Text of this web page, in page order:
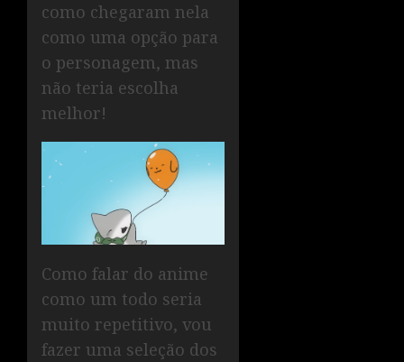
como chegaram nela
como uma opção para
o personagem, mas
não teria escolha
melhor!
Como falar do anime
como um todo seria
muito repetitivo, vou
fazer uma seleção dos